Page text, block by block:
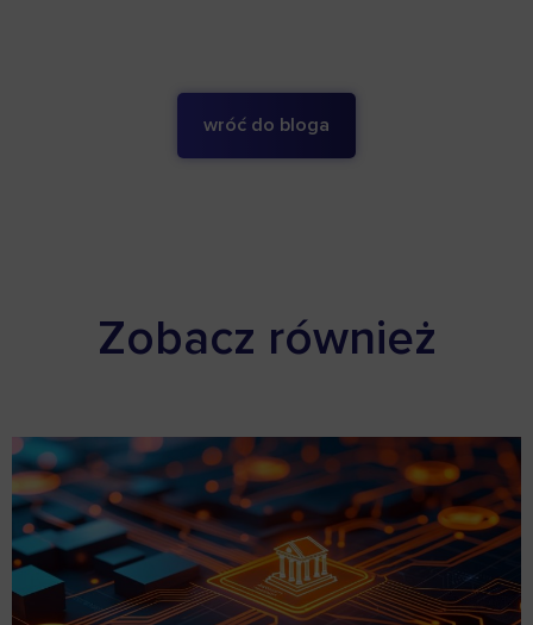
wróć do bloga
Zobacz również